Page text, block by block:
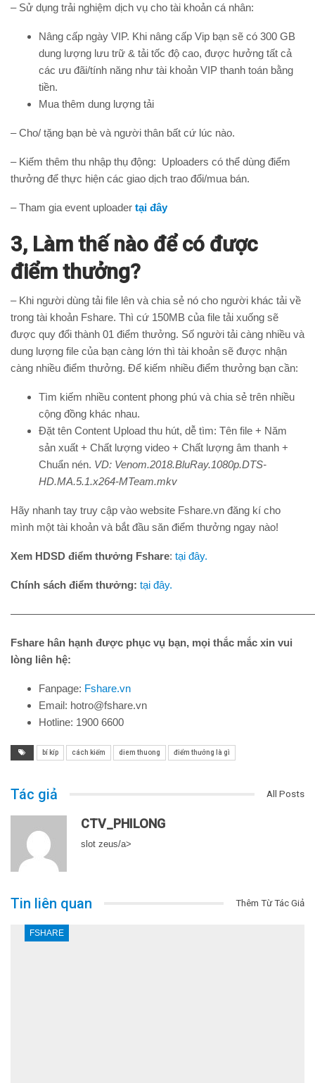
– Sử dụng trải nghiệm dịch vụ cho tài khoản cá nhân:
Nâng cấp ngày VIP. Khi nâng cấp Vip bạn sẽ có 300 GB
dung lượng lưu trữ & tải tốc độ cao, được hưởng tất cả
các ưu đãi/tính năng như tài khoản VIP thanh toán bằng
tiền.
Mua thêm dung lượng tải
– Cho/ tặng bạn bè và người thân bất cứ lúc nào.
– Kiếm thêm thu nhập thụ động: Uploaders có thể dùng điểm
thưởng để thực hiện các giao dịch trao đổi/mua bán.
– Tham gia event uploader tại đây
3, Làm thế nào để có được
điểm thưởng?
– Khi người dùng tải file lên và chia sẻ nó cho người khác tải về
trong tài khoản Fshare. Thì cứ 150MB của file tải xuống sẽ
được quy đổi thành 01 điểm thưởng. Số người tải càng nhiều và
dung lượng file của bạn càng lớn thì tài khoản sẽ được nhận
càng nhiều điểm thưởng. Để kiếm nhiều điểm thưởng bạn cần:
Tìm kiếm nhiều content phong phú và chia sẻ trên nhiều
cộng đồng khác nhau.
Đặt tên Content Upload thu hút, dễ tìm: Tên file + Năm
sản xuất + Chất lượng video + Chất lượng âm thanh +
Chuẩn nén. VD: Venom.2018.BluRay.1080p.DTS-
HD.MA.5.1.x264-MTeam.mkv
Hãy nhanh tay truy cập vào website Fshare.vn đăng kí cho
mình một tài khoản và bắt đầu săn điểm thưởng ngay nào!
Xem HDSD điểm thưởng Fshare: tại đây.
Chính sách điểm thưởng: tại đây.
Fshare hân hạnh được phục vụ bạn, mọi thắc mắc xin vui
lòng liên hệ:
Fanpage: Fshare.vn
Email: hotro@fshare.vn
Hotline: 1900 6600
bí kíp cách kiếm diem thuong điểm thưởng là gì
Tác giả All Posts
CTV_PHILONG
slot zeus/a>
Tin liên quan Thêm Từ Tác Giả
FSHARE